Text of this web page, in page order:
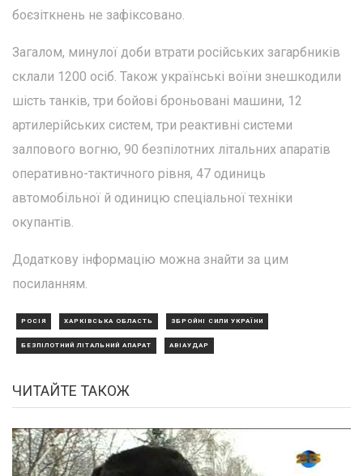
боєзіткнень не зафіксовано.
Загалом, минулої доби втрати російських загарбників
склали 1200 осіб. Також українські воїни знешкодили
шість танків, три бойові броньовані машини, 12
артилерійських систем, три реактивні системи
залпового вогню, 90 безпілотних літальних апаратів
оперативно-тактичного рівня, 47 одиниць
автомобільної й одиницю спеціальної техніки
окупантів.
Додаткову інформацію можна знайти за цим
посиланням.
РОСІЯ ХАРКІВСЬКА ОБЛАСТЬ ЗБРОЙНІ СИЛИ УКРАЇНИ
БЕЗПІЛОТНИЙ ЛІТАЛЬНИЙ АПАРАТ АВІАУДАР
ЧИТАЙТЕ ТАКОЖ